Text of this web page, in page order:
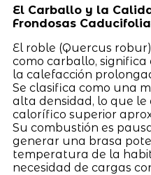
El Carballo y la
Frondosas
El roble (Quercus
como carballo,
la calefacción
Se clasifica como una
alta densidad, lo que
calorífico superior
Su combustión es
generar una brasa
temperatura de la
necesidad de cargas